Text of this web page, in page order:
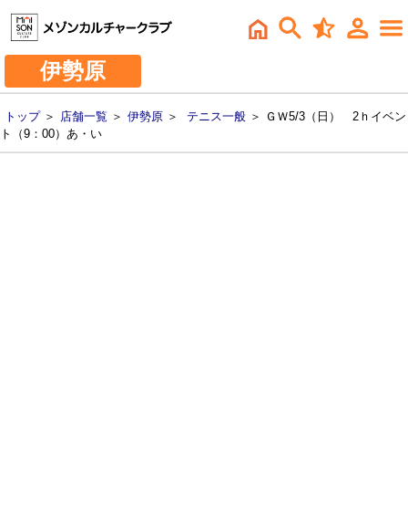
伊勢原
トップ＞ 店舗一覧 ＞ 伊勢原 ＞ テニス一般 ＞ ＧＷ5/3（日） 2ｈイベン
ト（9：00）あ・い